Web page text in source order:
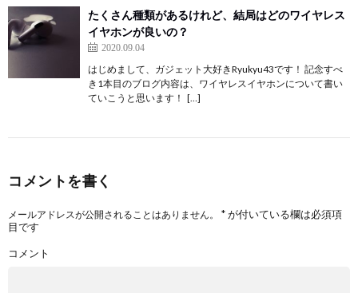
たくさん種類があるけれど、結局はどのワイヤレス
イヤホンが良いの？
2020.09.04
はじめまして、ガジェット大好きRyukyu43です！ 記念すべ
き1本目のブログ内容は、ワイヤレスイヤホンについて書い
ていこうと思います！ […]
コメントを書く
メールアドレスが公開されることはありません。 *が付いている欄は必須項
目です
コメント